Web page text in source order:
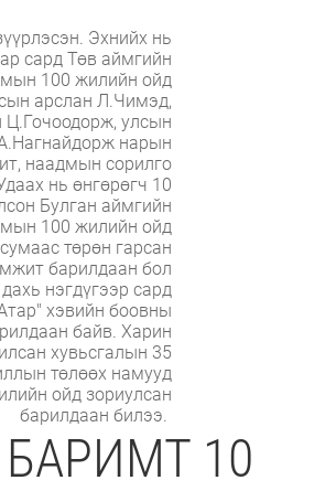
Эхнийх нь
сард Төв аймгийн
100 жилийн ойд
арслан Л.Чимэд,
Ц.Гочоодорж, улсын
нарын
наадмын сорилго
нь өнгөрөгч 10
Булган аймгийн
100 жилийн ойд
төрөн гарсан
барилдаан бол
нэгдүгээр сард
хэвийн боовны
байв. Харин
хувьсгалын 35
төлөөх намууд
ойд зориулсан
барилдаан билээ.
БАРИМТ 10